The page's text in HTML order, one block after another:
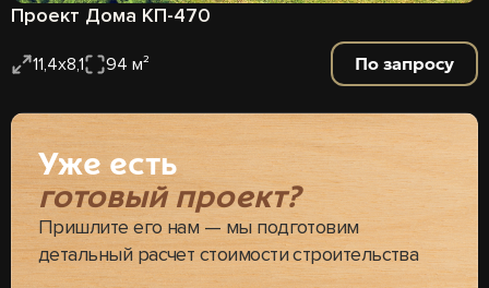
Проект Дома КП-470
11,4х8,1 94 м² По запросу
Уже есть
готовый проект?
Пришлите его нам — мы подготовим
детальный расчет стоимости строительства